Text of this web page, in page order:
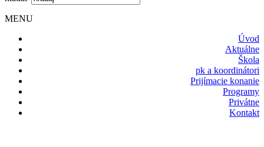
MENU
Úvod
Aktuálne
Škola
pk a koordinátori
Prijímacie konanie
Programy
Privátne
Kontakt